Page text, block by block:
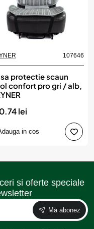
107646
protectie scaun
confort pro gri / alb,
lei
in cos
si oferte speciale
Ma abonez